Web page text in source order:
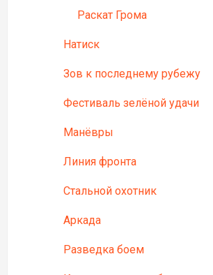
Раскат Грома
Натиск
Зов к последнему рубежу
Фестиваль зелёной удачи
Манёвры
Линия фронта
Стальной охотник
Аркада
Разведка боем